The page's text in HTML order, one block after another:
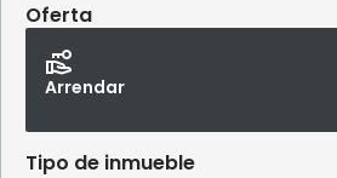
Oferta
Arrendar
Tipo de inmueble